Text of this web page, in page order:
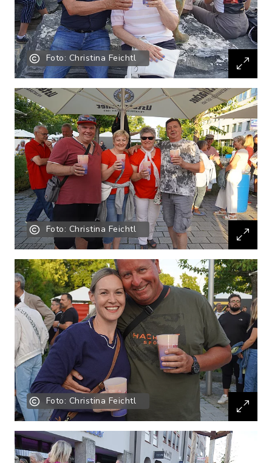
Foto: Christina Feichtl
Foto: Christina Feichtl
Foto: Christina Feichtl